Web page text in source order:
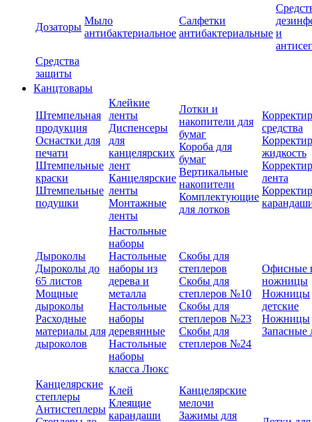
Дозаторы
Мыло
антибактериальное
Салфетки
антибактериальные и
Средства
защиты
Канцтовары
Штемпельная
продукция
Оснастки для
печати
Штемпельные
краски
Штемпельные
подушки
Клейкие
ленты
Диспенсеры
для
канцелярских
лент
Канцелярские
ленты
Монтажные
ленты
Лотки и
накопители для
бумаг
Короба для
бумаг
Вертикальные
накопители
Комплектующие
для лотков
средства
жидкость
лента
Дыроколы
Дыроколы до
65 листов
Мощные
дыроколы
Расходные
материалы для
дыроколов
Настольные
наборы
Настольные
наборы из
дерева и
металла
Настольные
наборы
деревянные
Настольные
наборы
класса Люкс
Скобы для
степлеров
Скобы для
степлеров №10
Скобы для
степлеров №23
Скобы для
степлеров №24
Офисные
ножницы
Ножницы
детские
Ножницы
Запасные
Канцелярские
степлеры
Антистеплеры
Клей
Клеящие
карандаши
Канцелярские
мелочи
Зажимы для